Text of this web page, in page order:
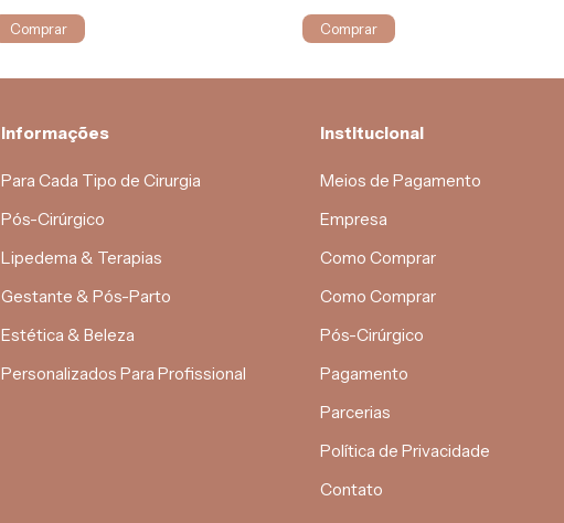
Comprar Comprar
Informações
Para Cada Tipo de Cirurgia
Pós-Cirúrgico
Lipedema & Terapias
Gestante & Pós-Parto
Estética & Beleza
Personalizados Para Profissional
Institucional
Meios de Pagamento
Empresa
Como Comprar
Como Comprar
Pós-Cirúrgico
Pagamento
Parcerias
Política de Privacidade
Contato